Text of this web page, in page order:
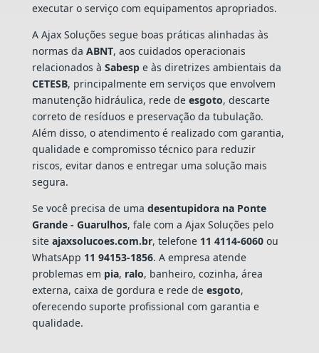
executar o serviço com equipamentos apropriados.
A Ajax Soluções segue boas práticas alinhadas às
normas da ABNT, aos cuidados operacionais
relacionados à Sabespe às diretrizes ambientais da
CETESB, principalmente em serviços que envolvem
manutenção hidráulica, rede de esgoto, descarte
correto de resíduos e preservação da tubulação.
Além disso, o atendimento é realizado com garantia,
qualidade e compromisso técnico para reduzir
riscos, evitar danos e entregar uma solução mais
segura.
Se você precisa de uma desentupidora na Ponte
Grande - Guarulhos, fale com a Ajax Soluções pelo
site ajaxsolucoes.com.br, telefone 11 4114-6060ou
WhatsApp 11 94153-1856. A empresa atende
problemas em pia, ralo, banheiro, cozinha, área
externa, caixa de gordura e rede de esgoto,
oferecendo suporte profissional com garantia e
qualidade.